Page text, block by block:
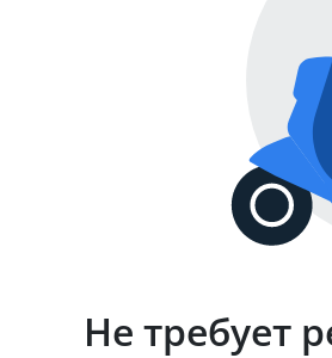
Не требует